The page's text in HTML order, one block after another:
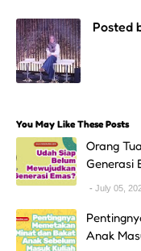
Posted
You May Like These Posts
Orang
Generasi
July 05,
Anak